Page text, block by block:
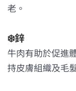
老。
❄️鋅
牛肉有助於促進
持皮膚組織及毛